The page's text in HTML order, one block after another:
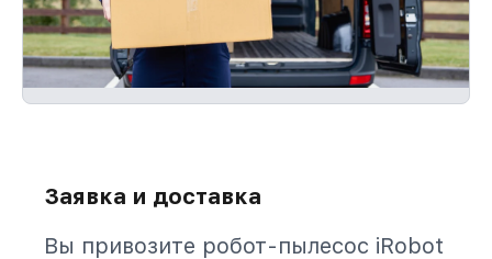
Заявка и доставка
Вы привозите робот-пылесос iRobot